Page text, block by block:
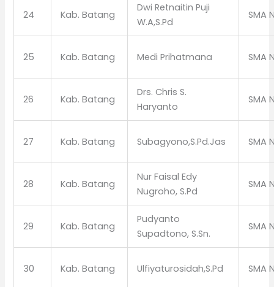
24 Kab. Batang
Dwi Retnaitin Puji
W.A,S.Pd
SMA
25 Kab. Batang Medi Prihatmana SMA
26 Kab. Batang
Drs. Chris S.
Haryanto
SMA
27 Kab. Batang Subagyono,S.Pd.Jas SMA
28 Kab. Batang
Nur Faisal Edy
Nugroho, S.Pd
SMA
29 Kab. Batang
Pudyanto
Supadtono, S.Sn.
SMA
30 Kab. Batang Ulfiyaturosidah,S.Pd SMA